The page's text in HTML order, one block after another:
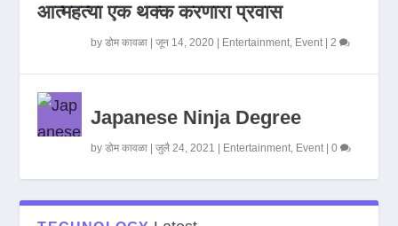
आत्महत्या एक थक्क करणारा प्रवास
byडोम कावळा |जून 14, 2020 Entertainment, Event|2
Japanese Ninja Degree
byडोम कावळा |जुलै 24, 2021 Entertainment, Event|0